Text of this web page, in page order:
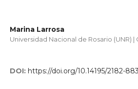
Marina Larrosa
Universidad Nacional de Rosario (UNR) |
DOI: https://doi.org/10.14195/2182-